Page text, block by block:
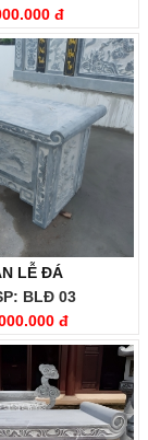
đ
LỄ ĐÁ
BLĐ 03
đ